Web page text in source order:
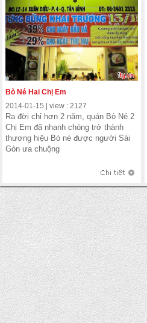
Bò Né Hai Chị Em
2014-01-15 | view : 2127
Ra đời chỉ hơn 2 năm, quán Bò Né 2
Chị Em đã nhanh chóng trở thành
thương hiệu Bò né được người Sài
Gòn ưa chuộng